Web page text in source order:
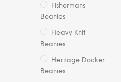
Fishermans
Beanies
Heavy Knit
Beanies
Heritage Docker
Beanies